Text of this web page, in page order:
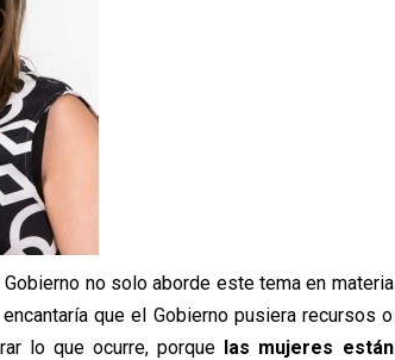
no solo aborde este tema en materia
que el Gobierno pusiera recursos o
lo que ocurre, porque las mujeres están